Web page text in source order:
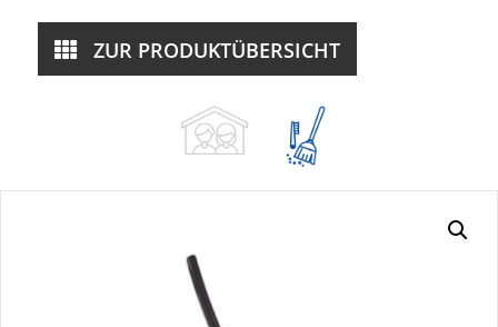
ZUR PRODUKTÜBERSICHT